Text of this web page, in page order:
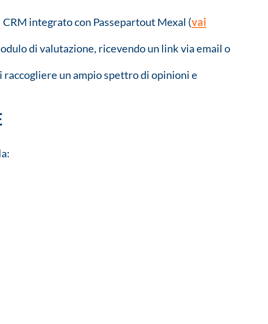
integrato con Passepartout Mexal (vai
di valutazione, ricevendo un link via email o
un ampio spettro di opinioni e